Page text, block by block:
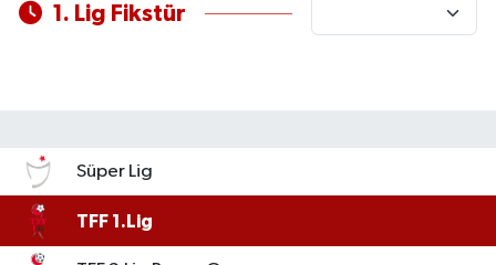
1. Lig Fikstür
Süper Lig
TFF 1.Lig